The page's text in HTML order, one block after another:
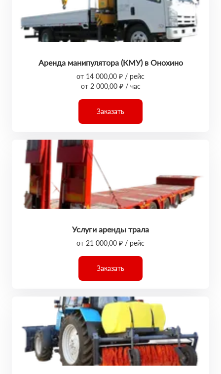
Аренда манипулятора (КМУ) в Онохино
от 14 000,00 ₽ / рейс
от 2 000,00 ₽ / час
Заказать
Услуги аренды трала
от 21 000,00 ₽ / рейс
Заказать